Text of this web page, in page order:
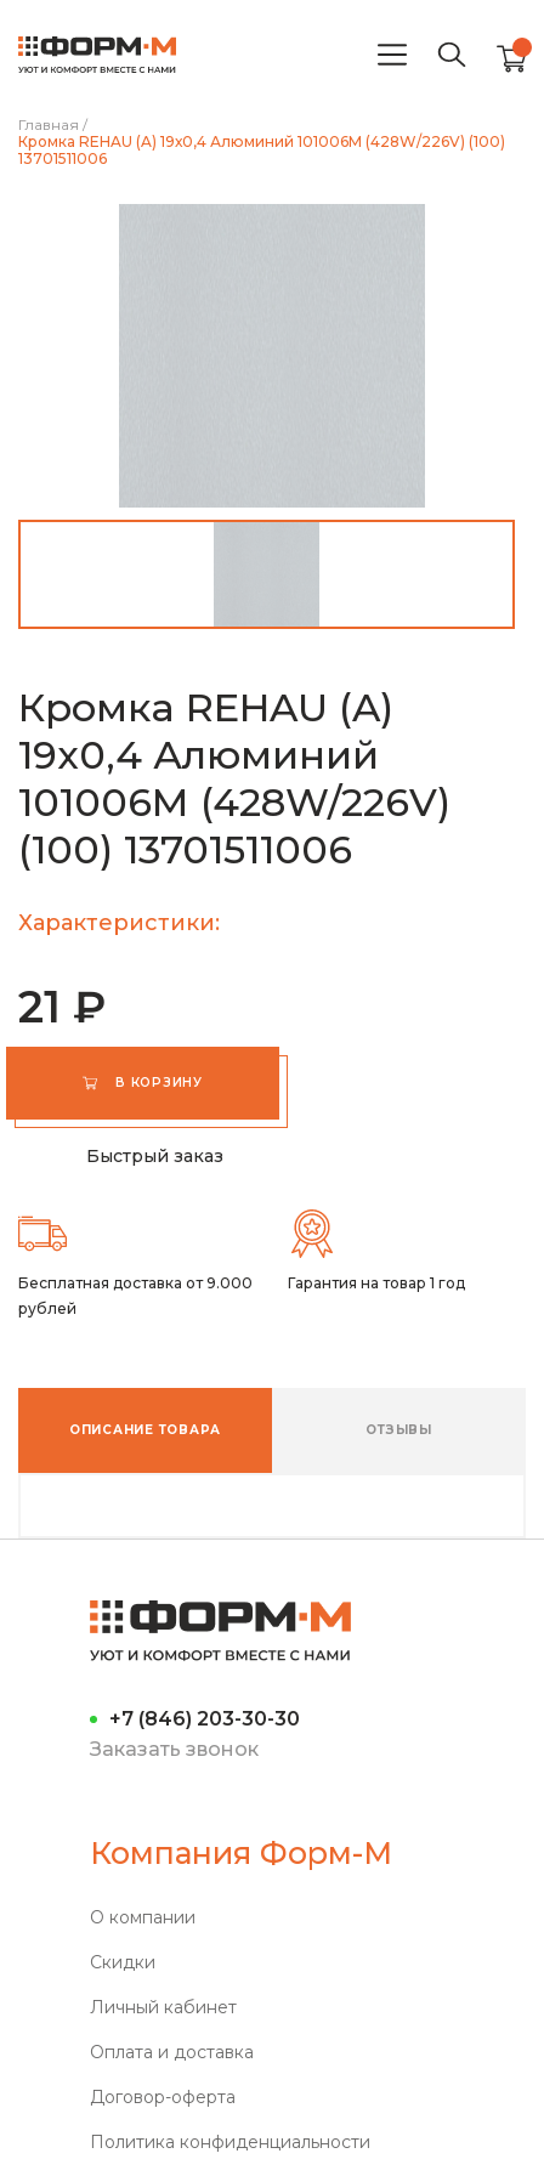
Главная /
Кромка REHAU (A) 19х0,4 Алюминий 101006М (428W/226V) (100)
13701511006
Кромка REHAU (A)
19х0,4 Алюминий
101006М (428W/226V)
(100) 13701511006
Характеристики:
21 ₽
В КОРЗИНУ
Быстрый заказ
Бесплатная доставка от 9.000
рублей
Гарантия на товар 1 год
ОПИСАНИЕ ТОВАРА ОТЗЫВЫ
+7 (846) 203-30-30
Заказать звонок
Компания Форм-М
О компании
Скидки
Личный кабинет
Оплата и доставка
Договор-оферта
Политика конфиденциальности